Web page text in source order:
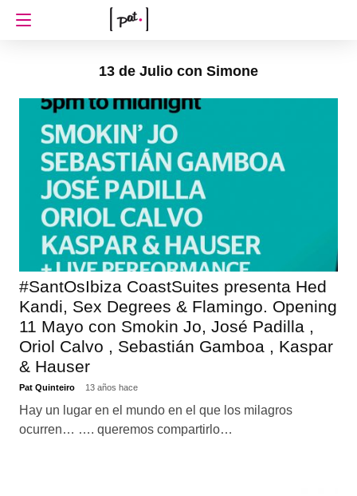
13 de Julio con Simone
#SantOsIbiza CoastSuites presenta Hed
Kandi, Sex Degrees & Flamingo. Opening
11 Mayo con Smokin Jo, José Padilla ,
Oriol Calvo , Sebastián Gamboa , Kaspar
& Hauser
Pat Quinteiro 13 años hace
Hay un lugar en el mundo en el que los milagros
ocurren… …. queremos compartirlo…